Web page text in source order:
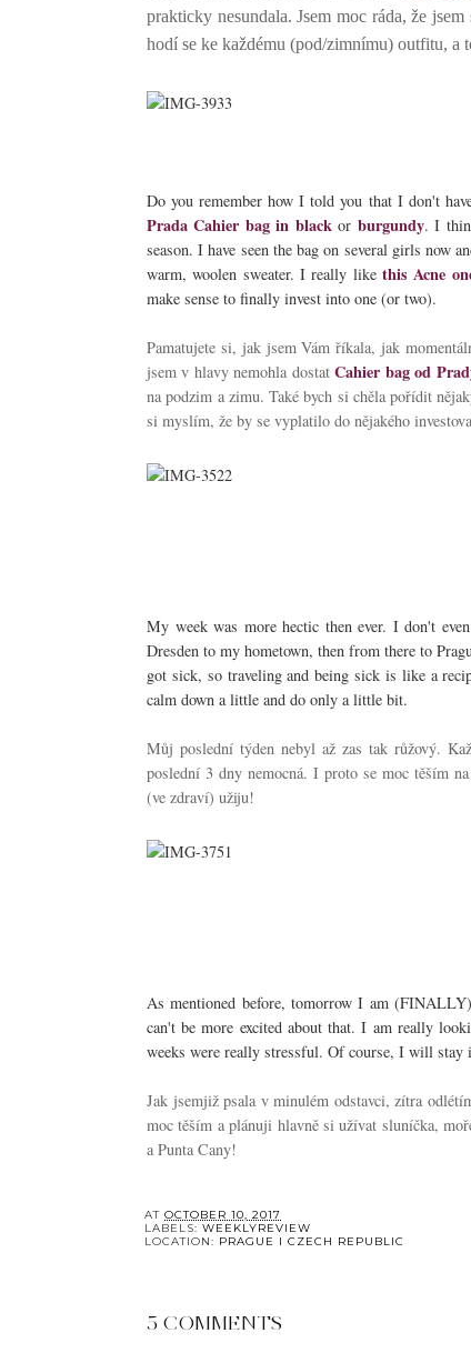
prakticky nesundala. Jsem moc ráda, že
hodí se ke každému (pod/zimnímu) outfitu, a
Do you remember how I told you that I don't
Prada Cahier bag in blackor burgundy. I
season. I have seen the bag on several girls now
warm, woolen sweater. I really like this Acne
make sense to finally invest into one (or two).
Pamatujete si, jak jsem Vám říkala, jak
jsem v hlavy nemohla dostatCahier bag od
na podzim a zimu. Také bych si chěla pořídit
si myslím, že by se vyplatilo do nějakého
My week was more hectic then ever. I don't
Dresden to my hometown, then from there to
got sick, so traveling and being sick is like a
calm down a little and do only a little bit.
Můj poslední týden nebyl až zas tak růžový.
poslední 3 dny nemocná. I proto se moc těším
(ve zdraví) užiju!
As mentioned before, tomorrow I am
can't be more excited about that. I am really
weeks were really stressful. Of course, I will
Jak jsemjiž psala v minulém odstavci, zítra
moc těším a plánuji hlavně si užívat sluníčka,
a Punta Cany!
AT OCTOBER 10, 2017
LABELS: WEEKLYREVIEW
LOCATION: PRAGUE I CZECH REPUBLIC
5 COMMENTS